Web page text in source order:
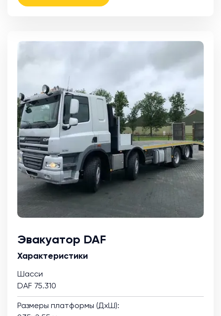
Эвакуатор DAF
Характеристики
Шасси
DAF 75.310
Размеры платформы (ДхШ):